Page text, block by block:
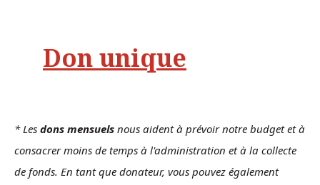
Don unique
* Les dons mensuels nous aident à prévoir notre budget et à
consacrer moins de temps à l'administration et à la collecte
de fonds. En tant que donateur, vous pouvez également